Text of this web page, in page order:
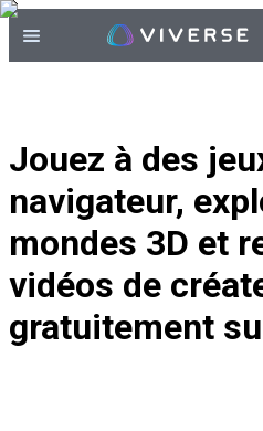
Jouez à des
navigateur,
mondes 3D et
vidéos de
gratuitement